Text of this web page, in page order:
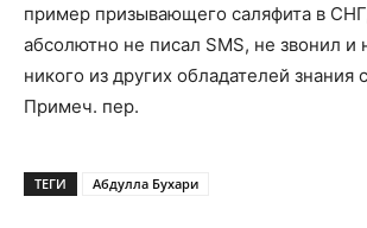
пример призывающего саляфита в
абсолютно не писал SMS, не звонил и
никого из других обладателей знания
Примеч. пер.
ТЕГИ Абдулла Бухари